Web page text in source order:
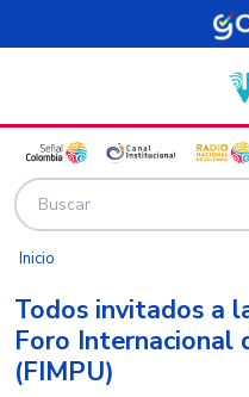
Pasar al contenido principal
Inicio
Todos invitados a
Foro Internacional
(FIMPU)